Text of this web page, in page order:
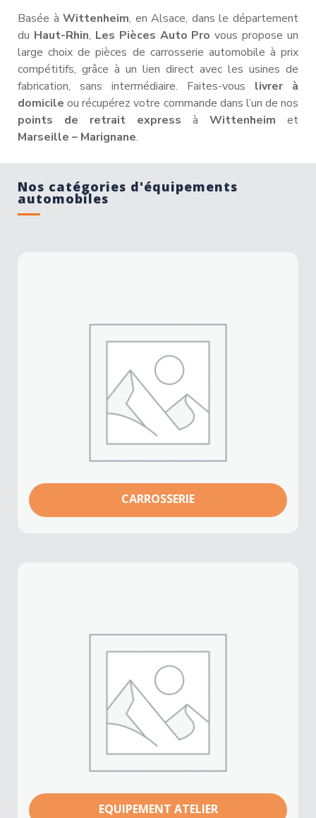
Basée àWittenheim, en Alsace, dans le département
du Haut-Rhin, Les Pièces Auto Pro vous propose un
large choix de pièces de carrosserie automobile à prix
compétitifs, grâce à un lien direct avec les usines de
fabrication, sans intermédiaire. Faites-vous livrer à
domicile ou récupérez votre commande dans l’un de nos
points de retrait express à Wittenheim et
Marseille – Marignane.
Nos catégories d'équipements
automobiles
CARROSSERIE
EQUIPEMENT ATELIER